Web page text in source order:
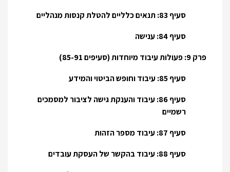
סעיף 83: תנאים כלליים להטלת קנסות מנהליים
סעיף 84: ענישה
פרק 9: פעולות עיבוד מיוחדות (סעיפים 85-91)
סעיף 85: עיבוד וחופש הביטוי והמידע
סעיף 86: עיבוד והענקת גישה לציבור למסמכים
רשמיים
סעיף 87: עיבוד מספר הזהות
סעיף 88: עיבוד בהקשר של העסקת עובדים